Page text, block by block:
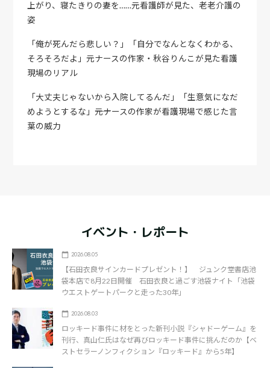
上がり、寝たきりの妻を……元看護師が見た、老老介護の
姿
「俺が死んだら悲しい？」「自分でなんとなくわかる、
そろそろだよ」元ナースの作家・秋谷りんこが見た看護
現場のリアル
「大丈夫じゃないから入院してるんだ」「生意気になだ
めようとするな」――元ナースの作家が看護現場で感じた言
葉の威力
イベント・レポート
2026.08.05
【石田衣良サインカードプレゼント！】 ジュンク堂書店池
袋本店で8月22日開催 石田衣良と過ごす池袋ナイト「池袋
ウエストゲートパークと走った30年」
2026.08.03
ロッキード事件に材をとった新刊小説『シャドーゲーム』を
刊行、真山仁氏はなぜ再びロッキード事件に挑んだのか【ベ
ストセラーノンフィクション『ロッキード』から5年】